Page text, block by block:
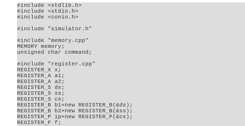
#include <stdlib.h>
#include <stdio.h>
#include <conio.h>
#include "simulator.h"
#include "memory.cpp"
MEMORY memory;
unsigned char command;
#include "register.cpp"
REGISTER_X x;
REGISTER_A a1;
REGISTER_A a2;
REGISTER_S ds;
REGISTER_S ss;
REGISTER_S cs;
REGISTER_B b1=new REGISTER_B(&ds);
REGISTER_B b2=new REGISTER_B(&ss);
REGISTER_P ip=new REGISTER_P(&cs);
REGISTER_F f;